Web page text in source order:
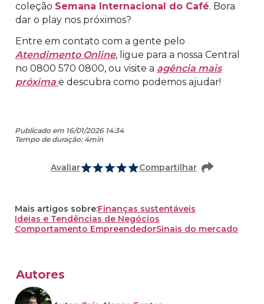
coleção Semana Internacional do Café. Bora
dar o play nos próximos?
Entre em contato com a gente pelo
Atendimento Online, ligue para a nossa Central
no 0800 570 0800, ou visite a agência mais
próxima e descubra como podemos ajudar!
Publicado em 16/01/2026 14:34
Tempo de duração: 4min
Avaliar Compartilhar
Mais artigos sobre:Finanças sustentáveis
Ideias e Tendências de Negócios
Comportamento EmpreendedorSinais do mercado
Autores